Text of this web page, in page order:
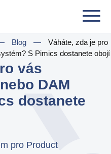
Blog —
Váháte, zda je pro
S Pimics dostanete obojí
vás
DAM
dostanete
pro Product